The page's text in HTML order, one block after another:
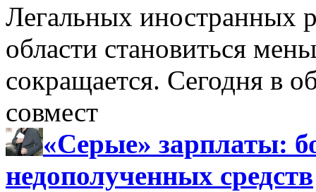
Легальных иностранных
области становиться
сокращается. Сегодня в
совмест
«Серые» зарплаты:
недополученных средств